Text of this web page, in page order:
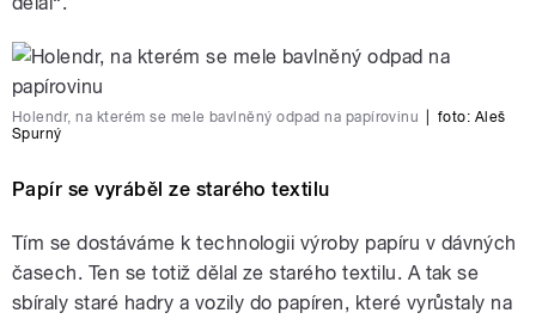
Holendr, na kterém se mele bavlněný odpad na papírovinu foto: Aleš
Spurný
Papír se vyráběl ze starého textilu
Tím se dostáváme k technologii výroby papíru v dávných
časech. Ten se totiž dělal ze starého textilu. A tak se
sbíraly staré hadry a vozily do papíren, které vyrůstaly na